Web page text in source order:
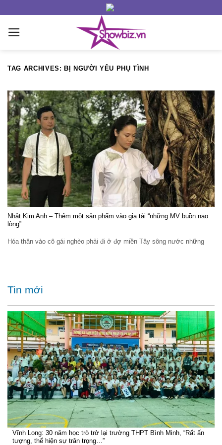
content
TAG ARCHIVES: BỊ NGƯỜI YÊU PHỤ TÌNH
Nhật Kim Anh – Thêm một sản phẩm vào gia tài “những MV buồn nao
lòng”
Hóa thân vào cô gái nghèo phải đi ở đợ miền Tây sông nước những
Tin mới
Vĩnh Long: 30 năm học trò trở lại trường THPT Bình Minh, “Rất ấn
tượng, thể hiện sự trân trọng…”